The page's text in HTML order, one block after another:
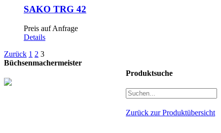
SAKO TRG 42
Preis auf Anfrage
Details
Zurück 1 2 3
Produktsuche
Zurück zur Produktübersicht
Büchsenmachermeister